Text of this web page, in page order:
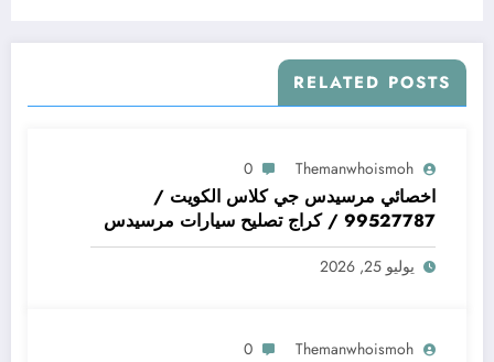
RELATED POSTS
Themanwhoismoh
0
اخصائي مرسيدس جي كلاس الكويت /
99527787 / كراج تصليح سيارات مرسيدس
جي كلاس
يوليو 25, 2026
Themanwhoismoh
0